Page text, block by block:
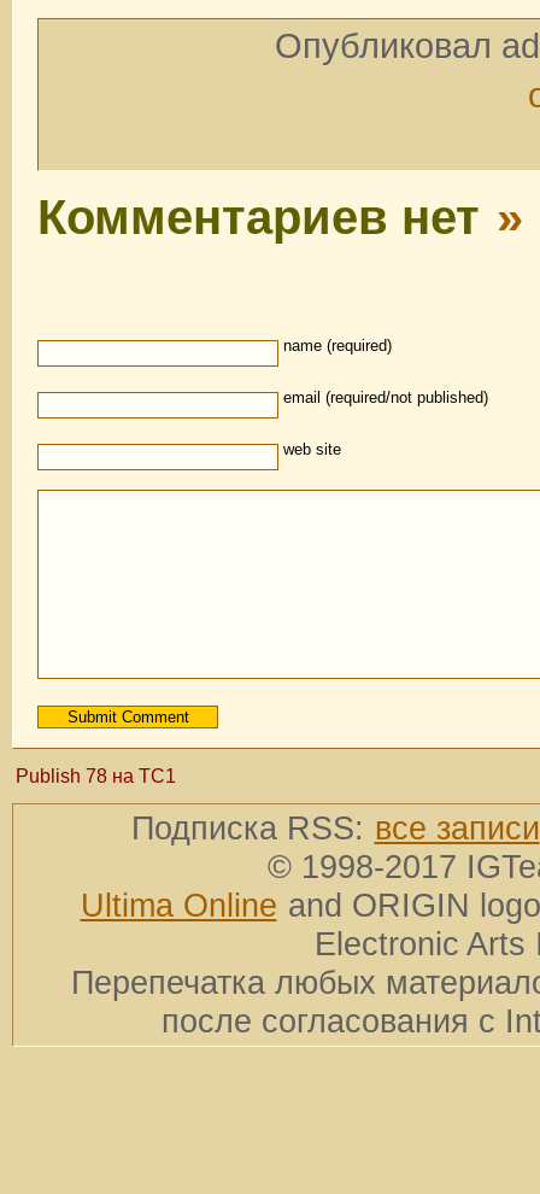
Опубликовал
Комментариев нет »
name (required)
email (required/not published)
web site
Publish 78 на TC1
Подписка RSS: все записи
© 1998-2017
Ultima Online and ORIGIN
Electronic Arts
Перепечатка любых
после согласования с